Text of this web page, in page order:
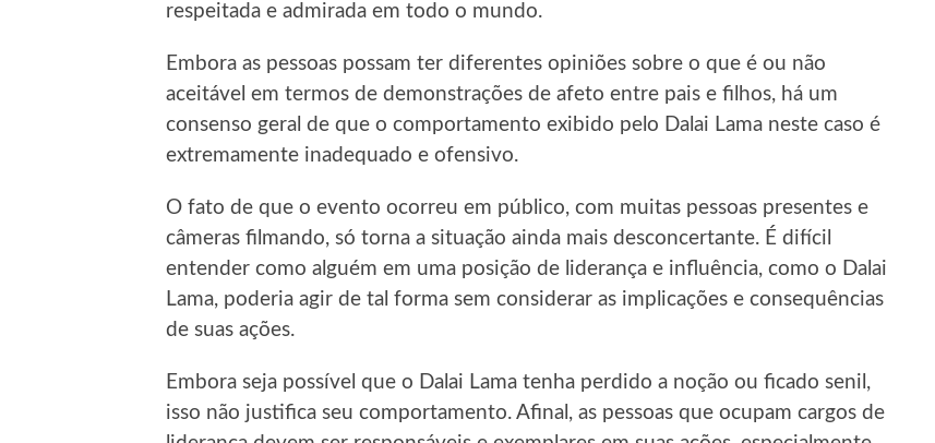
respeitada e admirada em todo o mundo.
Embora as pessoas possam ter diferentes opiniões sobre o que é ou não
aceitável em termos de demonstrações de afeto entre pais e filhos, há um
consenso geral de que o comportamento exibido pelo Dalai Lama neste caso é
extremamente inadequado e ofensivo.
O fato de que o evento ocorreu em público, com muitas pessoas presentes e
câmeras filmando, só torna a situação ainda mais desconcertante. É difícil
entender como alguém em uma posição de liderança e influência, como o Dalai
Lama, poderia agir de tal forma sem considerar as implicações e consequências
de suas ações.
Embora seja possível que o Dalai Lama tenha perdido a noção ou ficado senil,
isso não justifica seu comportamento. Afinal, as pessoas que ocupam cargos de